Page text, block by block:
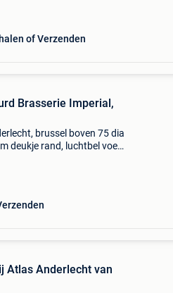
of Verzenden
Brasserie Imperial,
brussel boven 75 dia
deukje rand, luchtbel voet,
Atlas Anderlecht van